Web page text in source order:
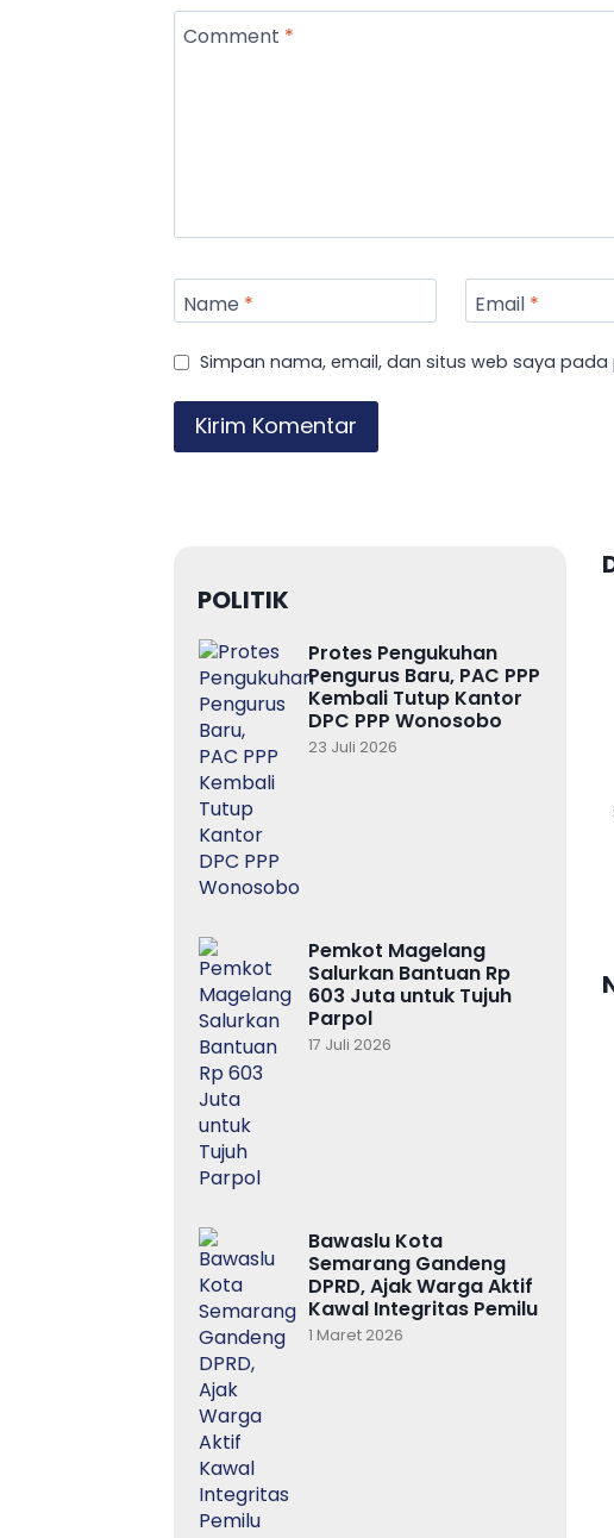
Comment *
Name * Email *
Simpan nama, email, dan situs web saya
POLITIK
Protes Pengukuhan
Pengurus Baru, PAC PPP
Kembali Tutup Kantor
DPC PPP Wonosobo
23 Juli 2026
Pemkot Magelang
Salurkan Bantuan Rp
603 Juta untuk Tujuh
Parpol
17 Juli 2026
Bawaslu Kota
Semarang Gandeng
DPRD, Ajak Warga Aktif
Kawal Integritas Pemilu
1 Maret 2026